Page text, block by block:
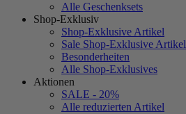
Alle Geschenksets
Shop-Exklusiv
Shop-Exklusive Artikel
Sale Shop-Exklusive Artikel
Besonderheiten
Alle Shop-Exklusives
Aktionen
SALE - 20%
Alle reduzierten Artikel